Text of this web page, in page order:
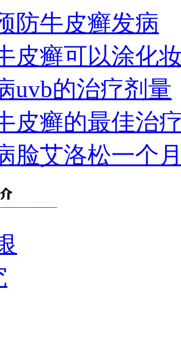
防牛皮癣发病
皮癣可以涂化
uvb的治疗剂量
皮癣的最佳治
脸艾洛松一个